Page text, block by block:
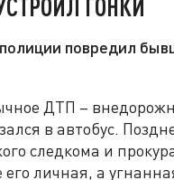
ГОНКИ
повредил
ДТП –
в автобус.
следкома и
личная, а